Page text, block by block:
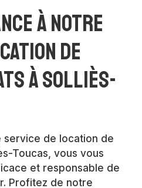
à notre
de
à Solliès-
service de location de
Toucas, vous vous
et responsable de
Profitez de notre